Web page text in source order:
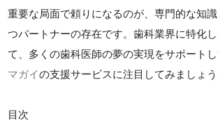
重要な局面で頼りになるのが、専門的な知
つパートナーの存在です。歯科業界に特化
て、多くの歯科医師の夢の実現をサポート
マガイの支援サービスに注目してみましょう
目次